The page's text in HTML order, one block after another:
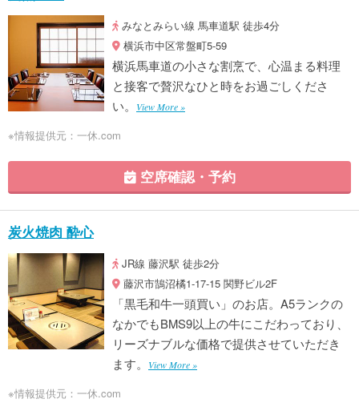
みなとみらい線 馬車道駅 徒歩4分
横浜市中区常盤町5-59
横浜馬車道の小さな割烹で、心温まる料理
と接客で贅沢なひと時をお過ごしくださ
い。
View More »
※情報提供元：一休.com
空席確認・予約
炭火焼肉 酔心
JR線 藤沢駅 徒歩2分
藤沢市鵠沼橘1-17-15 関野ビル2F
「黒毛和牛一頭買い」のお店。A5ランクの
なかでもBMS9以上の牛にこだわっており、
リーズナブルな価格で提供させていただき
ます。
View More »
※情報提供元：一休.com